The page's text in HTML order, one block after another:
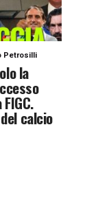
Petrosilli
la
calcio